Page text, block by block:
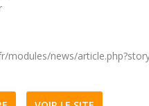
modules/news/